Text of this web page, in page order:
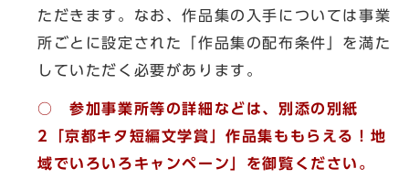
ただきます。なお、作品集の入手については事業
所ごとに設定された「作品集の配布条件」を満た
していただく必要があります。
○ 参加事業所等の詳細などは、別添の別紙
2「京都キタ短編文学賞」作品集ももらえる！地
域でいろいろキャンペーン」を御覧ください。